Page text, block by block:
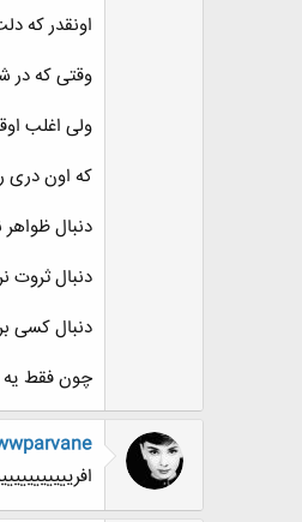
اونقدر که
وقتی که در
ولی اغلب
که اون دری
دنبال ظواهر
دنبال ثروت
دنبال کسی
چون فقط یه